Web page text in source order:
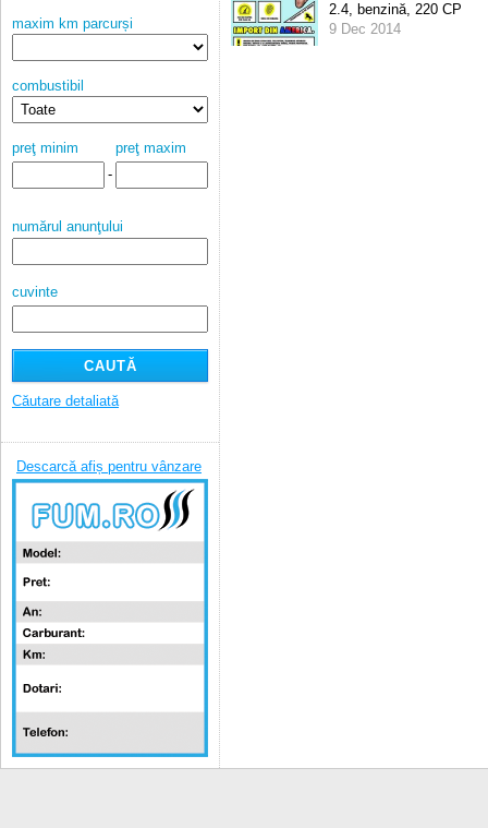
maxim km parcurși
combustibil
preţ minim
preţ maxim
-
numărul anunţului
cuvinte
Căutare detaliată
Descarcă afiș pentru vânzare
2.4, benzină, 220 CP
9 Dec 2014